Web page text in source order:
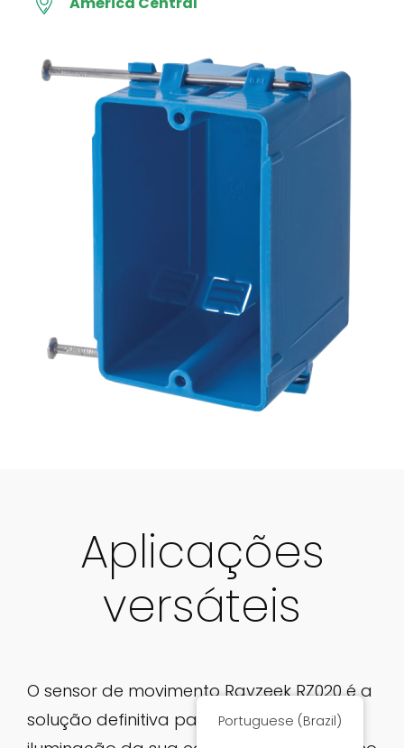
Aplicações
versáteis
O sensor de movimento Rayzeek RZ020 é a
solução definitiva para automatizar a
Portuguese (Brazil)